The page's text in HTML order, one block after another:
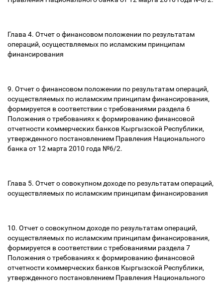
Глава 4. Отчет о финансовом положении по результатам
операций, осуществляемых по исламским принципам
финансирования
9. Отчет о финансовом положении по результатам операций,
осуществляемых по исламским принципам финансирования,
формируется в соответствии с требованиями раздела 6
Положения о требованиях к формированию финансовой
отчетности коммерческих банков Кыргызской Республики,
утвержденного постановлением Правления Национального
банка от 12 марта 2010 года №6/2.
Глава 5. Отчет о совокупном доходе по результатам операций,
осуществляемых по исламским принципам финансирования
10. Отчет о совокупном доходе по результатам операций,
осуществляемых по исламским принципам финансирования,
формируется в соответствии с требованиями раздела 7
Положения о требованиях к формированию финансовой
отчетности коммерческих банков Кыргызской Республики,
утвержденного постановлением Правления Национального